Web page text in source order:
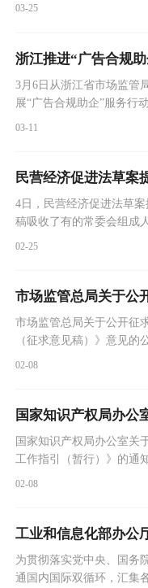
03-25
浙江推进“广告合规
3月6日从浙江省市场监管
展“广告合规助企”服务行
03-11
民营经济促进法草案
4日，民营经济促进法草
稿吸收了有的常委会组成
02-25
市场监管总局关于公开征
（征求意见稿）》意见的
02-08
国家知识产权局办公室关
工作指引（暂行）》的通
02-08
为贯彻落实党中央、国务
通国内国际双循环，汇集